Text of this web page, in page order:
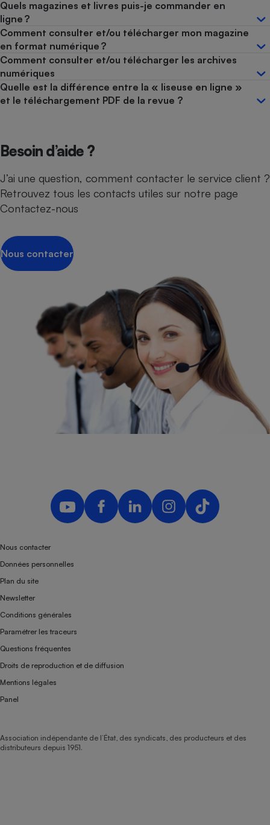
Quels magazines et livres puis-je commander en
ligne ?
Comment consulter et/ou télécharger mon magazine
en format numérique ?
Comment consulter et/ou télécharger les archives
numériques
Quelle est la différence entre la « liseuse en ligne »
et le téléchargement PDF de la revue ?
Besoin d’aide ?
J’ai une question, comment contacter le service client ?
Retrouvez tous les contacts utiles sur notre page
Contactez-nous
Nous contacter
Nous contacter
Données personnelles
Plan du site
Newsletter
Conditions générales
Paramétrer les traceurs
Questions fréquentes
Droits de reproduction et de diffusion
Mentions légales
Panel
Association indépendante de l’État, des syndicats, des producteurs et des
distributeurs depuis 1951.